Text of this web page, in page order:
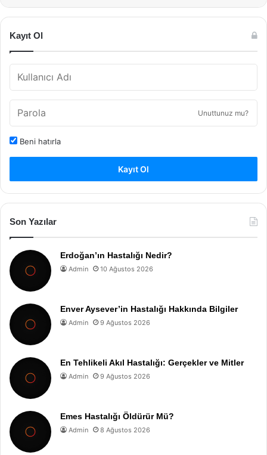
Kayıt Ol
Unuttunuz mu?
Beni hatırla
Kayıt Ol
Son Yazılar
Erdoğan’ın Hastalığı Nedir?
Admin 10 Ağustos 2026
Enver Aysever’in Hastalığı Hakkında Bilgiler
Admin 9 Ağustos 2026
En Tehlikeli Akıl Hastalığı: Gerçekler ve Mitler
Admin 9 Ağustos 2026
Emes Hastalığı Öldürür Mü?
Admin 8 Ağustos 2026